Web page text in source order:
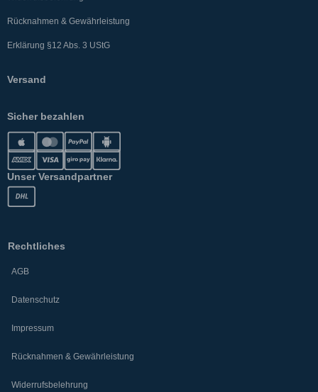
Rücknahmen & Gewährleistung
Erklärung §12 Abs. 3 UStG
Versand
Sicher bezahlen
Unser Versandpartner
Rechtliches
AGB
Datenschutz
Impressum
Rücknahmen & Gewährleistung
Widerrufsbelehrung